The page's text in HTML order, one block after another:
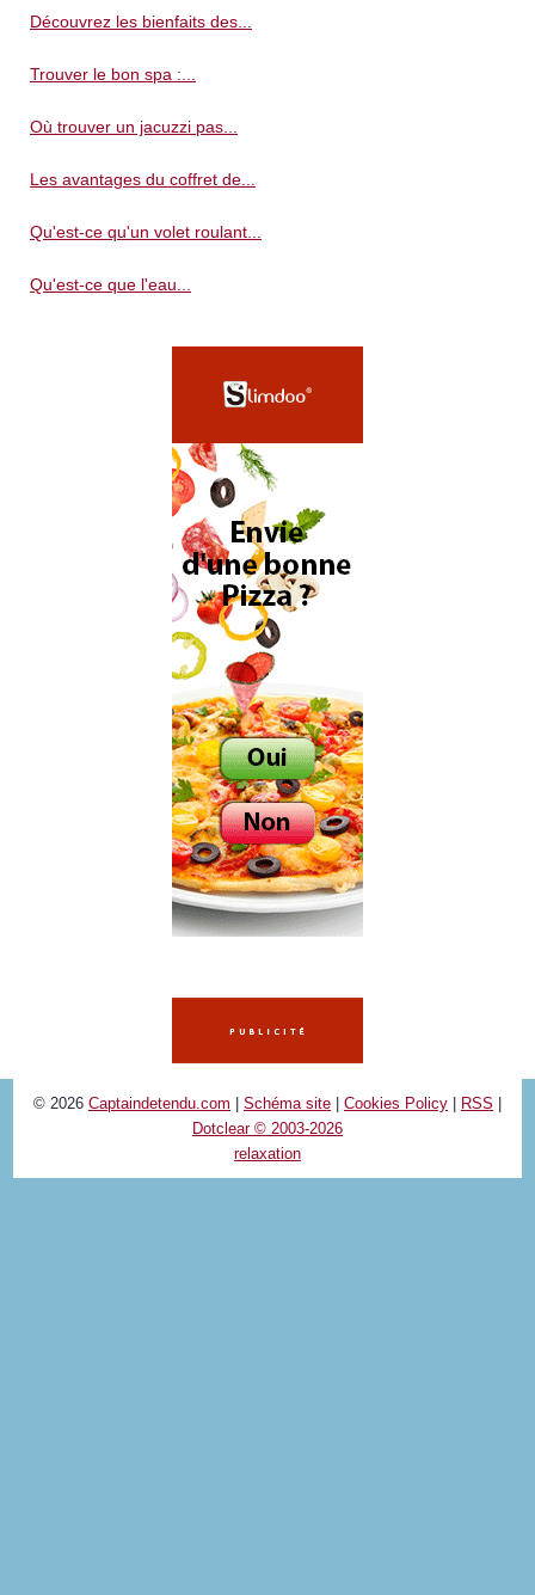
Découvrez les bienfaits des...
Trouver le bon spa :...
Où trouver un jacuzzi pas...
Les avantages du coffret de...
Qu'est-ce qu'un volet roulant...
Qu'est-ce que l'eau...
© 2026 Captaindetendu.com Schéma site Cookies Policy RSS
Dotclear © 2003-2026
relaxation